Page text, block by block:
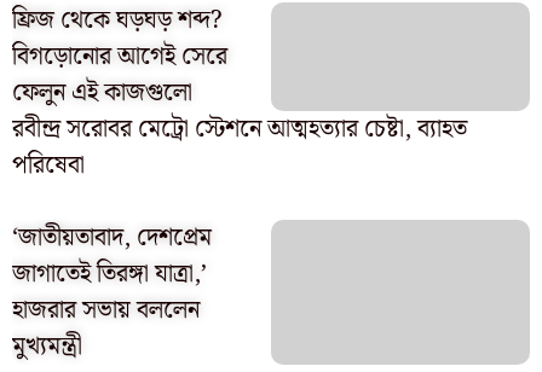
ফ্রিজ থেকে ঘড়ঘড় শব্দ?
বিগড়োনোর আগেই সেরে
ফেলুন এই কাজগুলো
রবীন্দ্র সরোবর মেট্রো স্টেশনে আত্মহত্যার চেষ্টা, ব্যাহত
পরিষেবা
‘জাতীয়তাবাদ, দেশপ্রেম
জাগাতেই তিরঙ্গা যাত্রা,’
হাজরার সভায় বললেন
মুখ্যমন্ত্রী